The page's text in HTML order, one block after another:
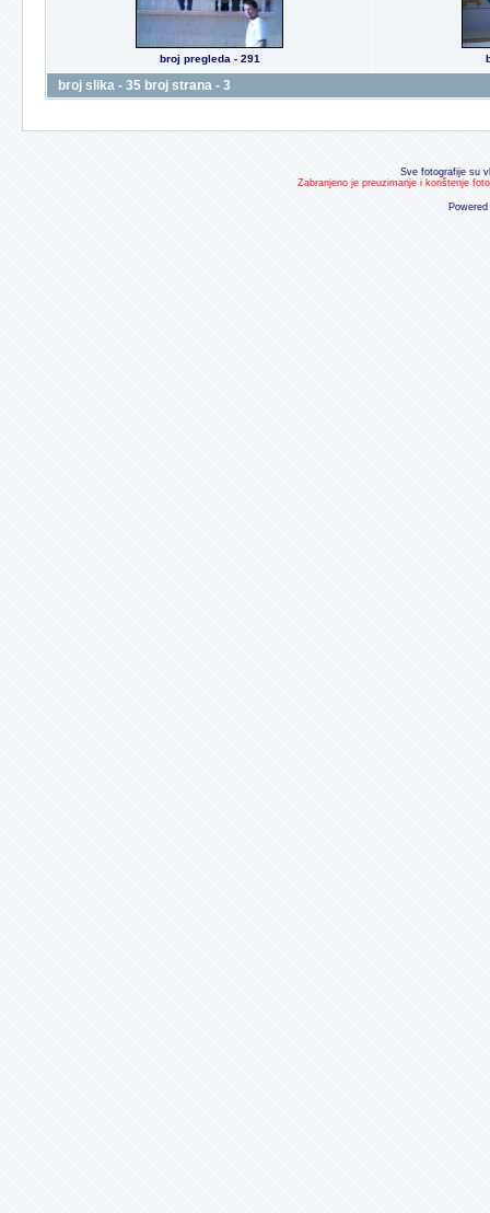
broj pregleda - 291
broj slika - 35 broj strana - 3
Sve fotografije su
Zabranjeno je preuzimanje i korištenje